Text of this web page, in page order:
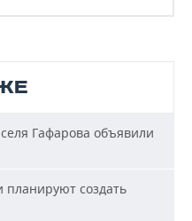
Гафарова объявили
планируют создать